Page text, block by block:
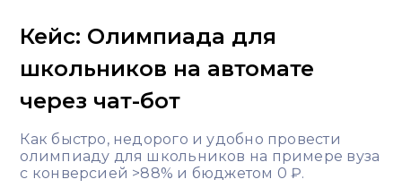
Кейс: Олимпиада для
школьников на автомате
через чат-бот
Как быстро, недорого и удобно провести
олимпиаду для школьников на примере вуза
с конверсией >88% и бюджетом 0 ₽.